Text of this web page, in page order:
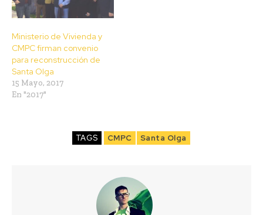
Ministerio de Vivienda y
CMPC firman convenio
para reconstrucción de
Santa Olga
15 Mayo, 2017
En "2017"
TAGS CMPC Santa Olga